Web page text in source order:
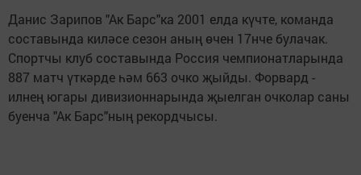
Данис Зарипов "Ак Барс"ка 2001 елда күчте, команда
составында киләсе сезон аның өчен 17нче булачак.
Спортчы клуб составында Россия чемпионатларында
887 матч үткәрде һәм 663 очко җыйды. Форвард -
илнең югары дивизионнарында җыелган очколар саны
буенча "Ак Барс"ның рекордчысы.